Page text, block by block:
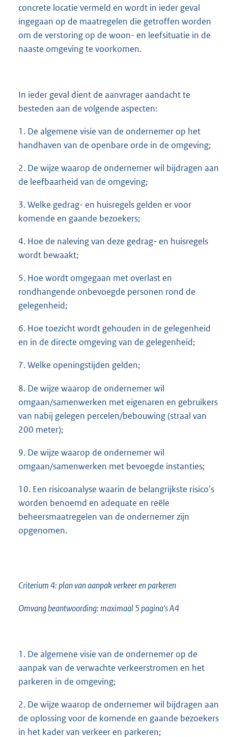
concrete locatie vermeld en wordt in ieder geval
ingegaan op de maatregelen die getroffen worden
om de verstoring op de woon- en leefsituatie in de
naaste omgeving te voorkomen.
In ieder geval dient de aanvrager aandacht te
besteden aan de volgende aspecten:
1. De algemene visie van de ondernemer op het
handhaven van de openbare orde in de omgeving;
2. De wijze waarop de ondernemer wil bijdragen aan
de leefbaarheid van de omgeving;
3. Welke gedrag- en huisregels gelden er voor
komende en gaande bezoekers;
4. Hoe de naleving van deze gedrag- en huisregels
wordt bewaakt;
5. Hoe wordt omgegaan met overlast en
rondhangende onbevoegde personen rond de
gelegenheid;
6. Hoe toezicht wordt gehouden in de gelegenheid
en in de directe omgeving van de gelegenheid;
7. Welke openingstijden gelden;
8. De wijze waarop de ondernemer wil
omgaan/samenwerken met eigenaren en gebruikers
van nabij gelegen percelen/bebouwing (straal van
200 meter);
9. De wijze waarop de ondernemer wil
omgaan/samenwerken met bevoegde instanties;
10. Een risicoanalyse waarin de belangrijkste risico's
worden benoemd en adequate en reële
beheersmaatregelen van de ondernemer zijn
opgenomen.
Criterium 4: plan van aanpak verkeer en parkeren
Omvang beantwoording: maximaal 5 pagina's A4
1. De algemene visie van de ondernemer op de
aanpak van de verwachte verkeerstromen en het
parkeren in de omgeving;
2. De wijze waarop de ondernemer wil bijdragen aan
de oplossing voor de komende en gaande bezoekers
in het kader van verkeer en parkeren;